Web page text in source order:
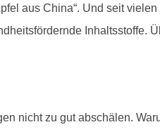
aus China“. Und seit
Inhaltsstoffe.
nicht zu gut abschälen.